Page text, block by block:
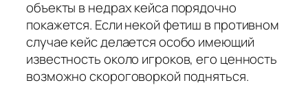
объекты в недрах кейса порядочно
покажется. Если некой фетиш в противном
случае кейс делается особо имеющий
известность около игроков, его ценность
возможно скороговоркой подняться.